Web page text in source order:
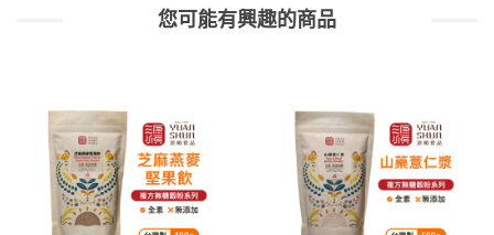
您可能有興趣的商品